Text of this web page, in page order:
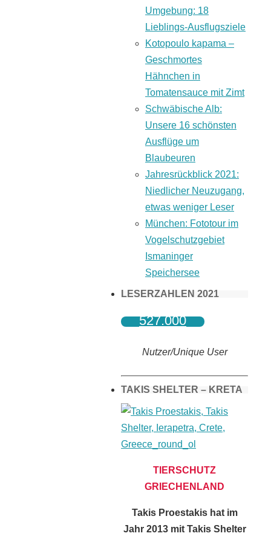
Umgebung: 18
Lieblings-Ausflugsziele
Kotopoulo kapama –
Geschmortes
Hähnchen in
Tomatensauce mit Zimt
Schwäbische Alb:
Unsere 16 schönsten
Ausflüge um
Blaubeuren
Jahresrückblick 2021:
Niedlicher Neuzugang,
etwas weniger Leser
München: Fototour im
Vogelschutzgebiet
Ismaninger
Speichersee
LESERZAHLEN 2021
527.000
Nutzer/Unique User
TAKIS SHELTER – KRETA
TIERSCHUTZ
GRIECHENLAND
Takis Proestakis hat im
Jahr 2013 mit Takis Shelter